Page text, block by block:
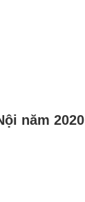
năm 2020